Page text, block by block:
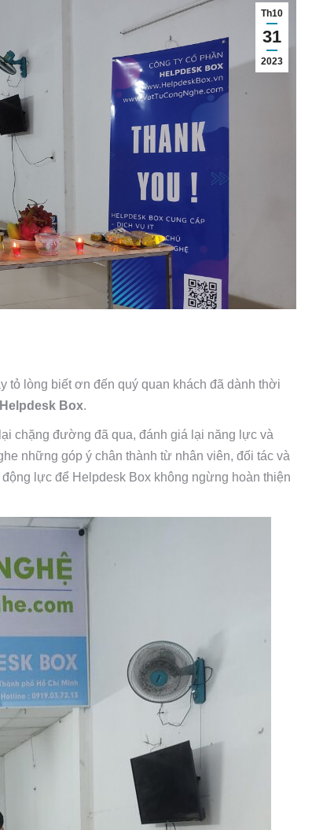
Th10
31
2023
tỏ lòng biết ơn đến quý quan khách đã dành thời
Box.
chặng đường đã qua, đánh giá lại năng lực và
những góp ý chân thành từ nhân viên, đối tác và
lực để Helpdesk Box không ngừng hoàn thiện